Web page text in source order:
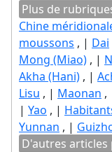
Plus de
Chine
moussons , | Dai
Mong (Miao) , |
Akha (Hani) , |
Lisu , | Maonan ,
| Yao , |
Yunnan , |
D'autres